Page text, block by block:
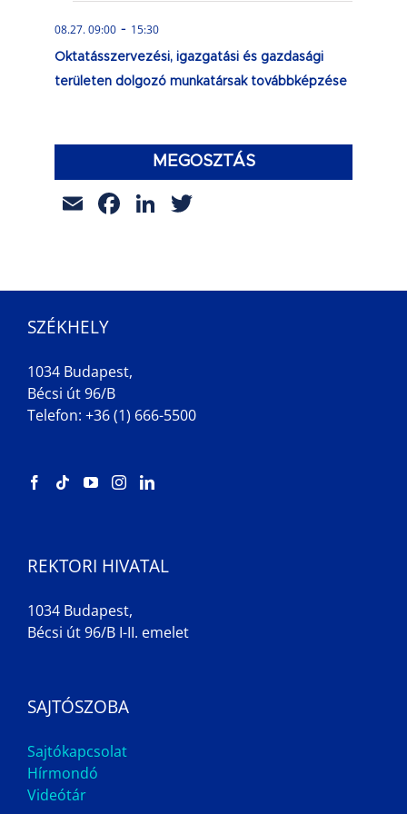
08.27. 09:00 - 15:30
Oktatásszervezési, igazgatási és gazdasági
területen dolgozó munkatársak továbbképzése
MEGOSZTÁS
EmailFacebook
LinkedIn
SZÉKHELY
1034 Budapest,
Bécsi út 96/B
Telefon: +36 (1) 666-5500
REKTORI HIVATAL
1034 Budapest,
Bécsi út 96/B I-II. emelet
SAJTÓSZOBA
Sajtókapcsolat
Hírmondó
Videótár